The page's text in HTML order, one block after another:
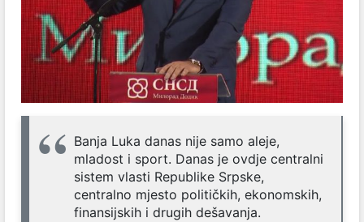
Banja Luka danas nije samo aleje,
mladost i sport. Danas je ovdje centralni
sistem vlasti Republike Srpske,
centralno mjesto političkih, ekonomskih,
finansijskih i drugih dešavanja.